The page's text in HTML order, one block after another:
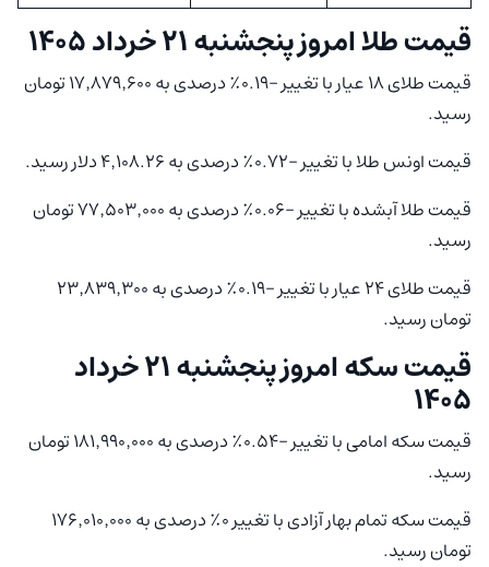
قیمت طلا امروز پنجشنبه ۲۱ خرداد ۱۴۰۵
قیمت طلای ۱۸ عیار با تغییر -۰.۱۹٪ درصدی به ۱۷٬۸۷۹٬۶۰۰ تومان
رسید.
قیمت اونس طلا با تغییر -۰.۷۲٪ درصدی به ۴٬۱۰۸.۲۶ دلار رسید.
قیمت طلا آبشده با تغییر -۰.۰۶٪ درصدی به ۷۷٬۵۰۳٬۰۰۰ تومان
رسید.
قیمت طلای ۲۴ عیار با تغییر -۰.۱۹٪ درصدی به ۲۳٬۸۳۹٬۳۰۰
تومان رسید.
قیمت سکه امروز پنجشنبه ۲۱ خرداد
۱۴۰۵
قیمت سکه امامی با تغییر -۰.۵۴٪ درصدی به ۱۸۱٬۹۹۰٬۰۰۰ تومان
رسید.
قیمت سکه تمام بهار آزادی با تغییر ۰٪ درصدی به ۱۷۶٬۰۱۰٬۰۰۰
تومان رسید.